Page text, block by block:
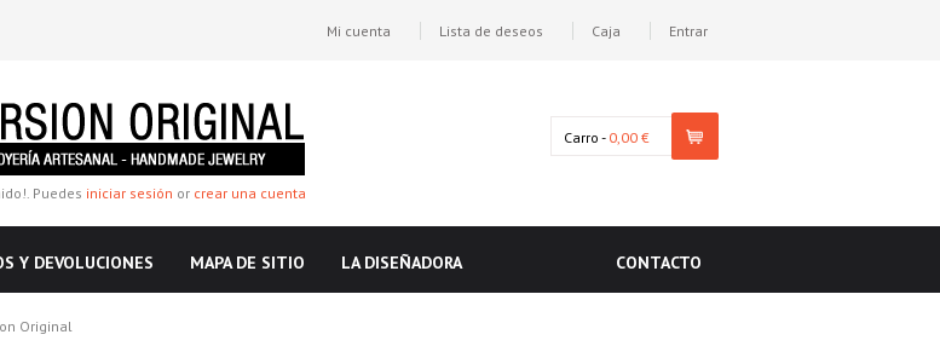
Mi cuenta Lista de deseos Caja Entrar
Puedes iniciar sesión or crear una cuenta
Carro - 0,00 €
Y DEVOLUCIONES MAPA DE SITIO LA DISEÑADORA CONTACTO
Original